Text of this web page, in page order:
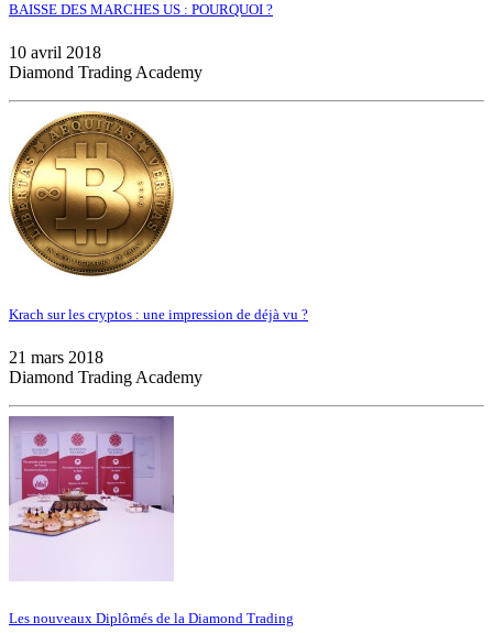
BAISSE DES MARCHES US : POURQUOI ?
10 avril 2018
Diamond Trading Academy
Krach sur les cryptos : une impression de déjà vu ?
21 mars 2018
Diamond Trading Academy
Les nouveaux Diplômés de la Diamond Trading